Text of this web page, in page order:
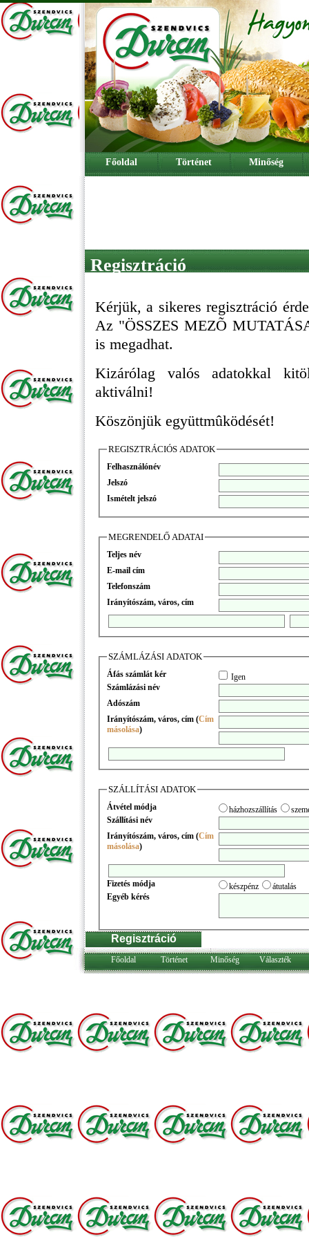
Főoldal Történet Minőség
Regisztráció
Kérjük, a sikeres regisztráció
Az "ÖSSZES MEZÕ
is megadhat.
Kizárólag valós adatokkal
aktiválni!
Köszönjük együttmûködését!
REGISZTRÁCIÓS ADATOK
Felhasználónév
Jelszó
Ismételt jelszó
MEGRENDELŐ ADATAI
Teljes név
E-mail cím
Telefonszám
Irányítószám, város, cím
SZÁMLÁZÁSI ADATOK
Áfás számlát kér
Igen
Számlázási név
Adószám
Irányítószám, város, cím (Cím
másolása)
SZÁLLÍTÁSI ADATOK
Átvétel módja házhozszállítás
Szállítási név
Irányítószám, város, cím (Cím
másolása)
Fizetés módja készpénz
átutalás
Egyéb kérés
Főoldal Történet Minőség Választék